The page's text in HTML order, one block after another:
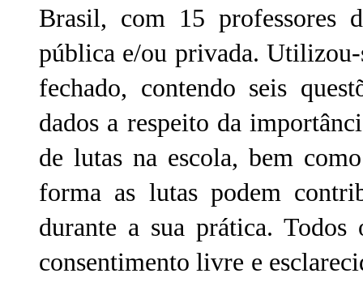
Brasil, com 15 professores
pública e/ou privada.
fechado, contendo seis
dados a respeito da
de lutas na escola, bem
forma as lutas podem
durante a sua prática. Todos
consentimento livre e